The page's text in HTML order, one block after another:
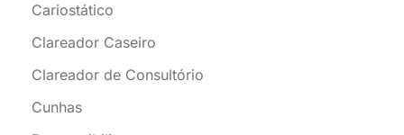
Cariostático
Clareador Caseiro
Clareador de Consultório
Cunhas